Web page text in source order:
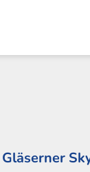
Gläserner